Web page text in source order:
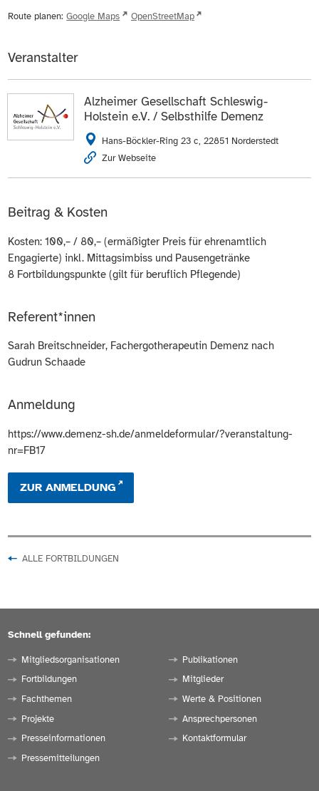
Route planen: Google Maps OpenStreetMap
Veranstalter
Alzheimer Gesellschaft Schleswig-
Holstein e.V. / Selbsthilfe Demenz
Hans-Böckler-Ring 23 c, 22851 Norderstedt
Zur Webseite
Beitrag & Kosten
Kosten: 100,– / 80,– (ermäßigter Preis für ehrenamtlich
Engagierte) inkl. Mittagsimbiss und Pausengetränke
8 Fortbildungspunkte (gilt für beruflich Pflegende)
Referent*innen
Sarah Breitschneider, Fachergotherapeutin Demenz nach
Gudrun Schaade
Anmeldung
https://www.demenz-sh.de/anmeldeformular/?veranstaltung-
nr=FB17
ZUR ANMELDUNG
ALLE FORTBILDUNGEN
Schnell gefunden:
Mitgliedsorganisationen
Fortbildungen
Fachthemen
Projekte
Presseinformationen
Pressemitteilungen
Publikationen
Mitglieder
Werte & Positionen
Ansprechpersonen
Kontaktformular